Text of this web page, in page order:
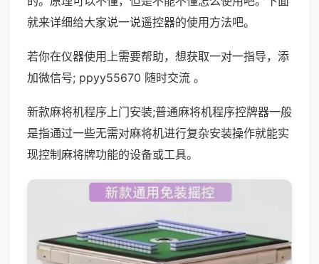
就来详细给大家说一说遥控器的使用方法吧。
若你在仪器使用上需要帮助，想获取一对一指导，添
加微信号; ppyy55670 随时交流 。
新款麻将机程序上门安装;普通麻将机程序控牌器一般
是指通过一些无需对麻将机进行复杂安装操作就能实
现控制麻将牌功能的设备或工具。